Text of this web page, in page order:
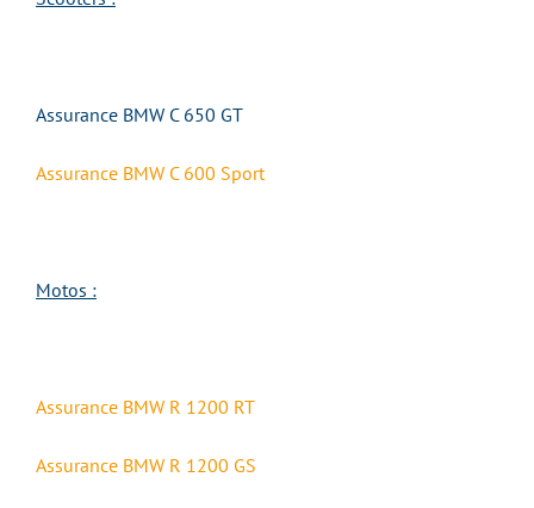
Assurance BMW C 650 GT
Assurance BMW C 600 Sport
Motos :
Assurance BMW R 1200 RT
Assurance BMW R 1200 GS